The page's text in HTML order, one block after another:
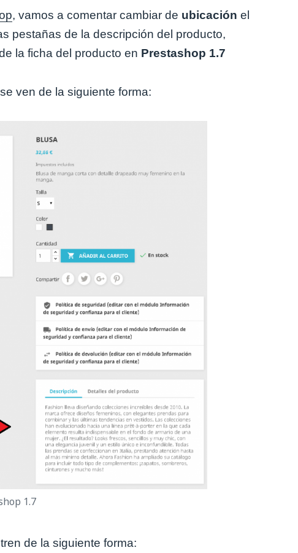
, vamos a comentar cambiar de ubicación el
pestañas de la descripción del producto,
la ficha del producto en Prestashop 1.7
ven de la siguiente forma:
1.7
de la siguiente forma: